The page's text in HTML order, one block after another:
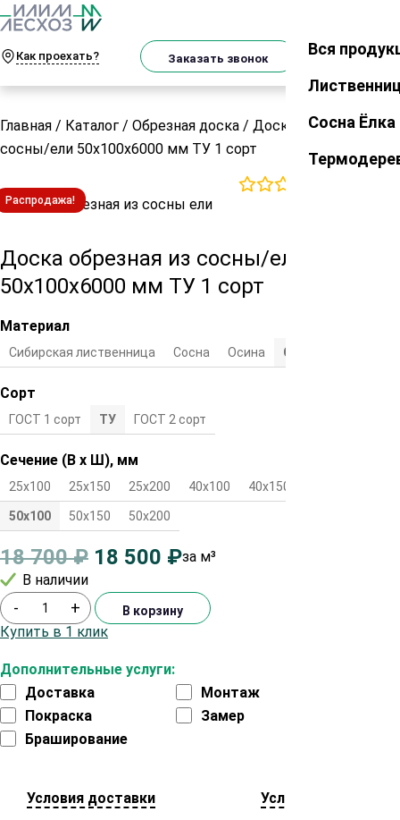
Как проехать? Заказать звонок Закрыть
Вся
Сосна Ёлка
Главная / Каталог / Обрезная доска / Доска обрезная из
сосны/ели 50х100х6000 мм ТУ 1 сорт
Распродажа!
Доска обрезная из сосны/ели
50х100х6000 мм ТУ 1 сорт
Материал
Сибирская лиственница Cосна Осина Сосна/ель
Сорт
ГОСТ 1 сорт ТУ ГОСТ 2 сорт
Сечение (В х Ш), мм
25х100 25х150 25х200 40х100 40х150
50х100 50х150 50х200
18 700₽ 18 500 ₽за м³
В наличии
Дополнительные услуги:
Доставка
Монтаж
Покраска
Замер
Браширование
- + В корзину
Купить в 1 клик
Условия доставки Условия оплаты